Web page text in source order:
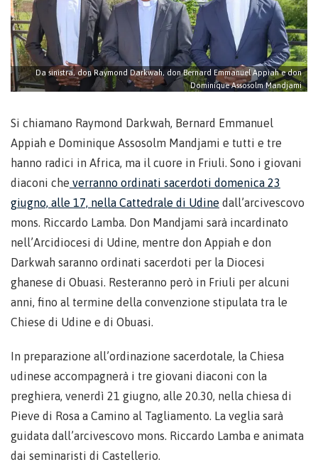
Da sinistra, don Raymond Darkwah, don Bernard Emmanuel Appiah e don
Dominique Assosolm Mandjami
Si chiamano Raymond Darkwah, Bernard Emmanuel
Appiah e Dominique Assosolm Mandjami e tutti e tre
hanno radici in Africa, ma il cuore in Friuli. Sono i giovani
diaconi che verranno ordinati sacerdoti domenica 23
giugno, alle 17, nella Cattedrale di Udine dall’arcivescovo
mons. Riccardo Lamba. Don Mandjami sarà incardinato
nell’Arcidiocesi di Udine, mentre don Appiah e don
Darkwah saranno ordinati sacerdoti per la Diocesi
ghanese di Obuasi. Resteranno però in Friuli per alcuni
anni, fino al termine della convenzione stipulata tra le
Chiese di Udine e di Obuasi.
In preparazione all’ordinazione sacerdotale, la Chiesa
udinese accompagnerà i tre giovani diaconi con la
preghiera, venerdì 21 giugno, alle 20.30, nella chiesa di
Pieve di Rosa a Camino al Tagliamento. La veglia sarà
guidata dall’arcivescovo mons. Riccardo Lamba e animata
dai seminaristi di Castellerio.